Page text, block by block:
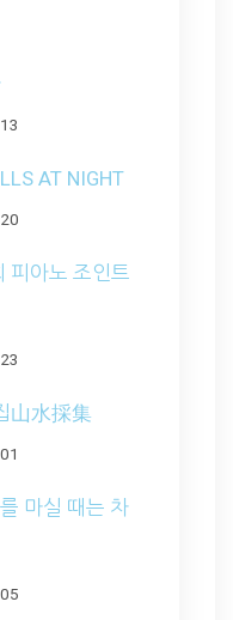
AT NIGHT
피아노 조인트
山水採集
마실 때는 차